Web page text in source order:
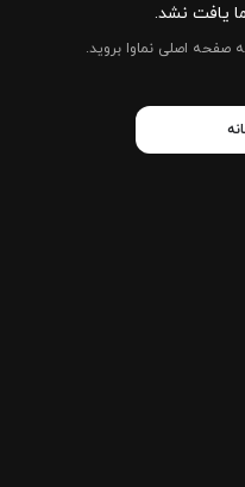
یافت نشد.
صفحه اصلی نماوا بروید.